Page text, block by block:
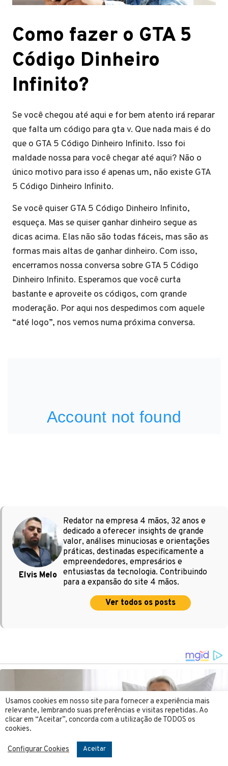
Como fazer o GTA 5
Código Dinheiro
Infinito?
Se você chegou até aqui e for bem atento irá reparar
que falta um código para gta v. Que nada mais é do
que o GTA 5 Código Dinheiro Infinito. Isso foi
maldade nossa para você chegar até aqui? Não o
único motivo para isso é apenas um, não existe GTA
5 Código Dinheiro Infinito.
Se você quiser GTA 5 Código Dinheiro Infinito,
esqueça. Mas se quiser ganhar dinheiro segue as
dicas acima. Elas não são todas fáceis, mas são as
formas mais altas de ganhar dinheiro. Com isso,
encerramos nossa conversa sobre GTA 5 Código
Dinheiro Infinito. Esperamos que você curta
bastante e aproveite os códigos, com grande
moderação. Por aqui nos despedimos com aquele
“até logo”, nos vemos numa próxima conversa.
Elvis Melo
Redator na empresa 4 mãos, 32 anos e
dedicado a oferecer insights de grande
valor, análises minuciosas e orientações
práticas, destinadas especificamente a
empreendedores, empresários e
entusiastas da tecnologia. Contribuindo
para a expansão do site 4 mãos.
Ver todos os posts
Usamos cookies em nosso site para fornecer a experiência mais
relevante, lembrando suas preferências e visitas repetidas. Ao
clicar em “Aceitar”, concorda com a utilização de TODOS os
cookies.
Configurar Cookies Aceitar